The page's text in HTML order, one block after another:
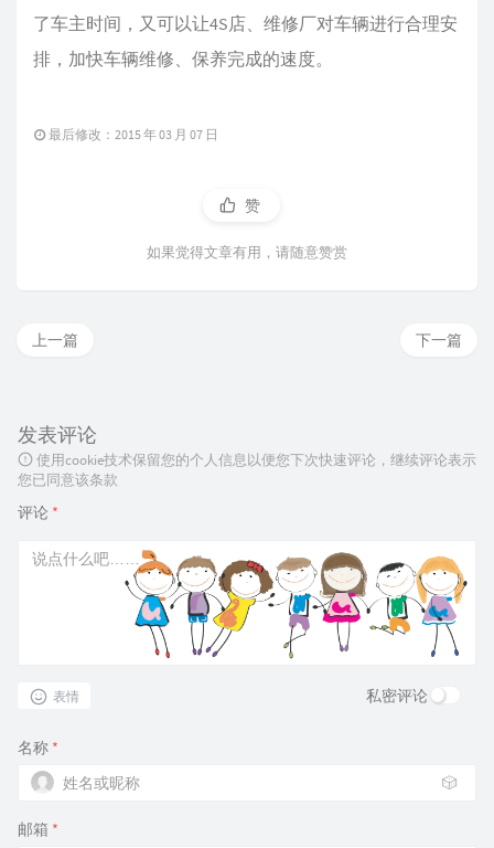
了车主时间，又可以让4S店、维修厂对车辆进行合理安
排，加快车辆维修、保养完成的速度。
最后修改：2015 年 03 月 07 日
赞
如果觉得文章有用，请随意赞赏
下一篇
上一篇
发表评论
使用cookie技术保留您的个人信息以便您下次快速评论，继续评论表示
您已同意该条款
评论 *
表情 私密评论
名称 *
🎲
邮箱 *